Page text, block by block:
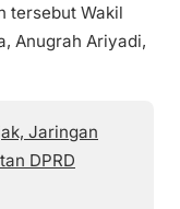
tersebut Wakil
Anugrah Ariyadi,
Jaringan
DPRD